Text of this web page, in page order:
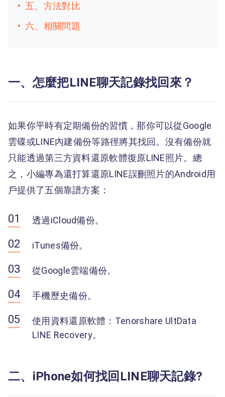
五、方法對比
六、相關問題
一、怎麼把LINE聊天記錄找回來？
如果你平時有定期備份的習慣，那你可以從Google
雲碟或LINE內建備份等路徑將其找回。沒有備份就
只能透過第三方資料還原軟體復原LINE照片。總
之，小編專為還打算還原LINE誤刪照片的Android用
戶提供了五個靠譜方案：
透過iCloud備份。
iTunes備份。
從Google雲端備份。
手機歷史備份。
使用資料還原軟體：Tenorshare UltData
LINE Recovery。
二、iPhone如何找回LINE聊天記錄?